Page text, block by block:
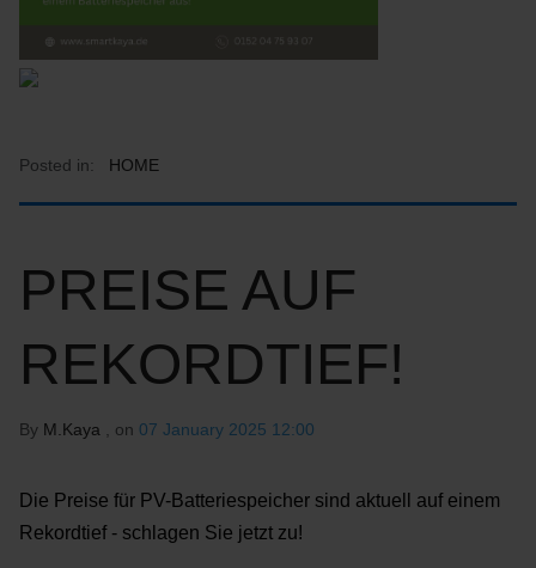
Posted in: HOME
PREISE AUF
REKORDTIEF!
By M.Kaya , on 07 January 2025 12:00
Die Preise für PV-Batteriespeicher sind aktuell auf einem
Rekordtief - schlagen Sie jetzt zu!